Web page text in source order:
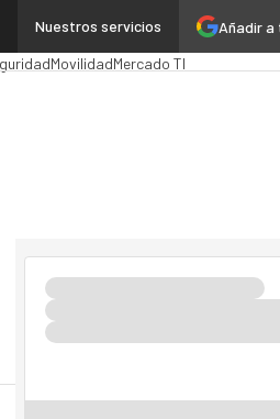
Añadir
Nuestros servicios
PúblicaMarTech
Cloud
MovilidadMercado TI